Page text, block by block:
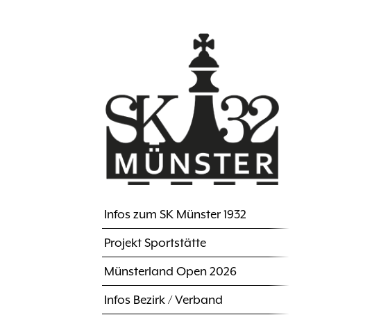
Hauptnavigation
Infos zum SK Münster 1932
Projekt Sportstätte
Münsterland Open 2026
Infos Bezirk / Verband